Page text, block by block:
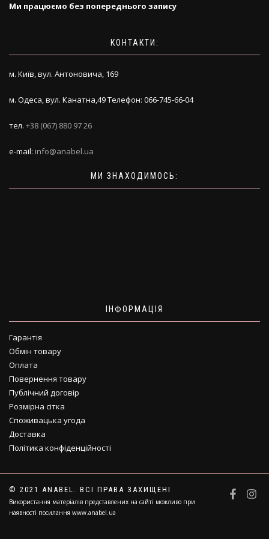
Ми працюємо без попереднього запису
КОНТАКТИ:
м. Київ, вул. Антоновича, 169
м. Одеса, вул. Канатна,49 Телефон: 066-745-66-04
тел. +38 (067) 880 97 26
e-mail: info@anabel.ua
МИ ЗНАХОДИМОСЬ:
ІНФОРМАЦІЯ
Гарантія
Обмін товару
Оплата
Повернення товару
Публічний договір
Розмірна сітка
Споживацька угода
Доставка
Політика конфіденційності
© 2021 ANABEL. ВСІ ПРАВА ЗАХИЩЕНІ
Використання матеріалів представлених на сайті можливо при
наявності посилання www.anabel.ua